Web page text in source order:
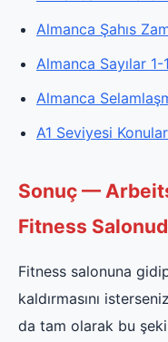
Almanca Şahıs
Almanca Sayılar 1-
Almanca
A1 Seviyesi Konular
Sonuç —
Fitness
Fitness salonuna
kaldırmasını
da tam olarak bu